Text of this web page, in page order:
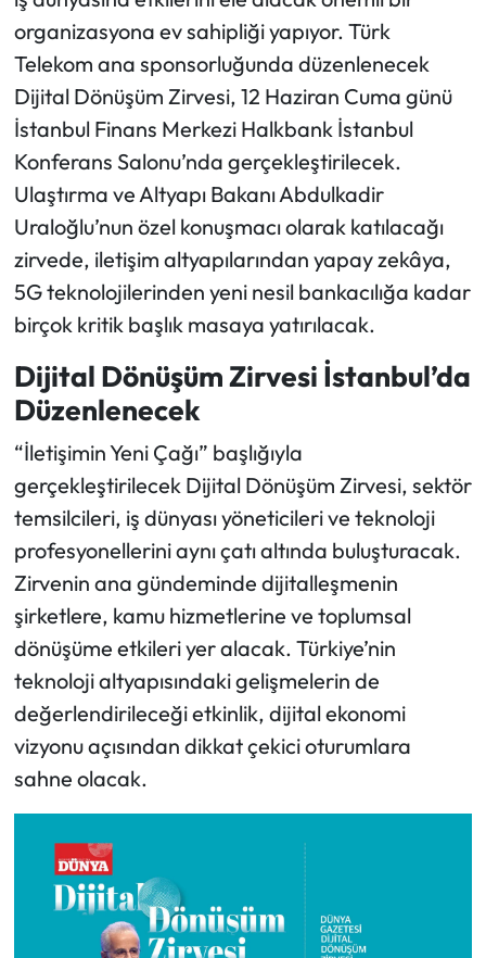
organizasyona ev sahipliği yapıyor. Türk
Telekom ana sponsorluğunda düzenlenecek
Dijital Dönüşüm Zirvesi, 12 Haziran Cuma günü
İstanbul Finans Merkezi Halkbank İstanbul
Konferans Salonu’nda gerçekleştirilecek.
Ulaştırma ve Altyapı Bakanı Abdulkadir
Uraloğlu’nun özel konuşmacı olarak katılacağı
zirvede, iletişim altyapılarından yapay zekâya,
5G teknolojilerinden yeni nesil bankacılığa kadar
birçok kritik başlık masaya yatırılacak.
Dijital Dönüşüm Zirvesi İstanbul’da
Düzenlenecek
“İletişimin Yeni Çağı” başlığıyla
gerçekleştirilecek Dijital Dönüşüm Zirvesi, sektör
temsilcileri, iş dünyası yöneticileri ve teknoloji
profesyonellerini aynı çatı altında buluşturacak.
Zirvenin ana gündeminde dijitalleşmenin
şirketlere, kamu hizmetlerine ve toplumsal
dönüşüme etkileri yer alacak. Türkiye’nin
teknoloji altyapısındaki gelişmelerin de
değerlendirileceği etkinlik, dijital ekonomi
vizyonu açısından dikkat çekici oturumlara
sahne olacak.
Sağlık
Turizm
Teknoloji